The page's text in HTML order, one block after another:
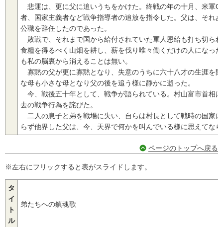
悲運は、更に父に追いうちをかけた。終戦の年の十月、米軍
者、国家主義者など戦争指導者の追放を指令した。父は、それ
公職を辞任したのであった。
敗戦で、それまで国から給付されていた軍人恩給も打ち切ら
食糧を得るべく山畑を耕し、薪を伐り唯々働くだけの人になっ
も私の脳裏から消えることは無い。
寡黙の父が更に寡黙となり、失意のうちに六十八才の生涯を
な母も小さな母となり父の後を追う様に静かに逝った。
今、戦後五十年として、戦争が語られている。村山富市首相
去の戦争行為を詫びた。
二人の息子と弟を戦場に失い、自らは村長として戦時の国家
らず他界した父は、今、天界で何かを叫んでいる様に思えてな
ページのトップへ戻る
※左右にフリックすると表がスライドします。
タ
イ
ト
ル
弟たちへの鎮魂歌